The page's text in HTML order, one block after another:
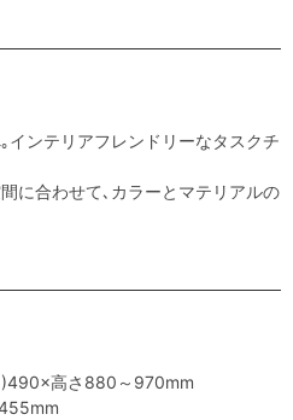
インテリアフレンドリーなタスクチ
に合わせて､カラーとマテリアルの
高さ880～970mm